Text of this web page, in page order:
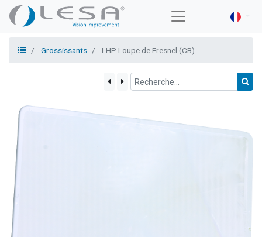
Grossissants LHP Loupe de Fresnel (CB)